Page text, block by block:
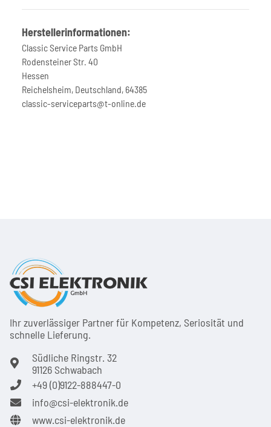
Herstellerinformationen:
Classic Service Parts GmbH
Rodensteiner Str. 40
Hessen
Reichelsheim, Deutschland, 64385
classic-serviceparts@t-online.de
Ihr zuver­läs­siger Partner für Kom­pe­tenz, Seri­osi­tät und
schnel­le Lie­ferung.
Südliche Ringstr. 32
91126 Schwabach
+49 (0)9122-888447-0
info@csi-elektronik.de
www.csi-elektronik.de